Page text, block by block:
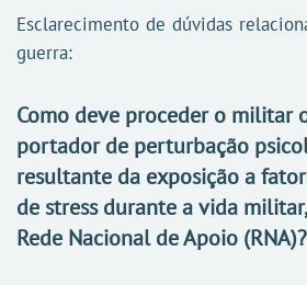
Esclarecimento de dúvidas
guerra:
Como deve proceder o militar
portador de perturbação
resultante da exposição a
de stress durante a vida
Rede Nacional de Apoio (RNA)?